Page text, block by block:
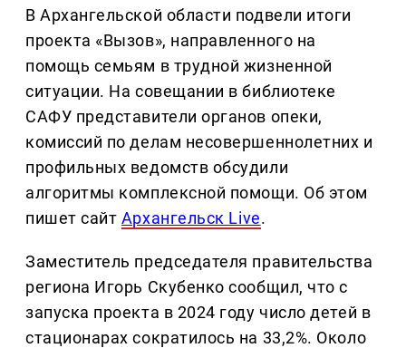
В Архангельской области подвели итоги
проекта «Вызов», направленного на
помощь семьям в трудной жизненной
ситуации. На совещании в библиотеке
САФУ представители органов опеки,
комиссий по делам несовершеннолетних и
профильных ведомств обсудили
алгоритмы комплексной помощи. Об этом
пишет сайт Архангельск Live.
Заместитель председателя правительства
региона Игорь Скубенко сообщил, что с
запуска проекта в 2024 году число детей в
стационарах сократилось на 33,2%. Около